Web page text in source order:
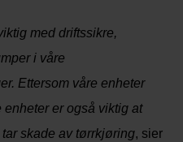
med driftssikre,
i våre
Ettersom våre enheter
er også viktig at
skade av tørrkjøring, sier